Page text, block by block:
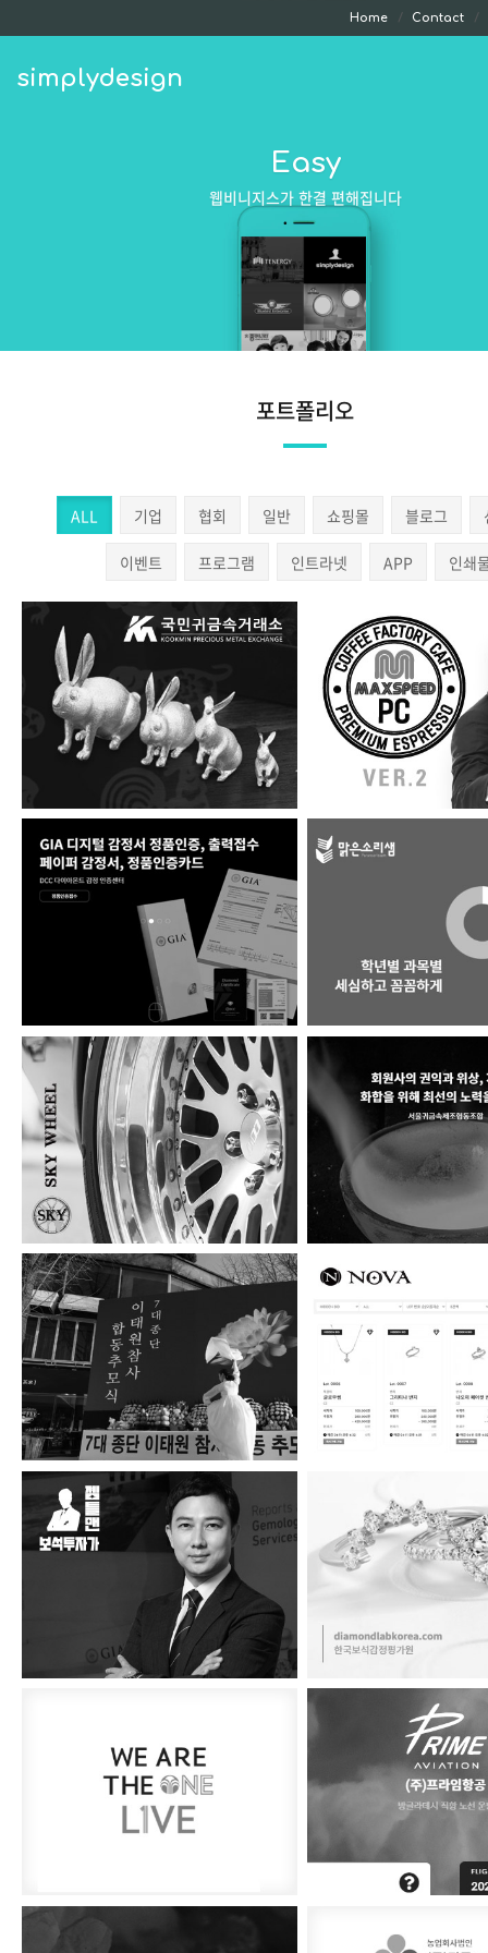
Home Contact
simplydesign
Easy
웹비니지스가 한결 편해집니다
포트폴리오
ALL 기업 협회 일반 쇼핑몰 블로그
이벤트 프로그램 인트라넷 APP 인쇄
(주)국민귀금속거래소 맥스피드PC
DCC 다이아몬드 감정 인… 과외 매칭 플랫폼
스카이휠 서울귀금속제조협
(사)한국종교지도자협… NOVA 주얼리
보석왕 젬틀맨 한국보석감정평
뉴스킨 라이브 프라임항공